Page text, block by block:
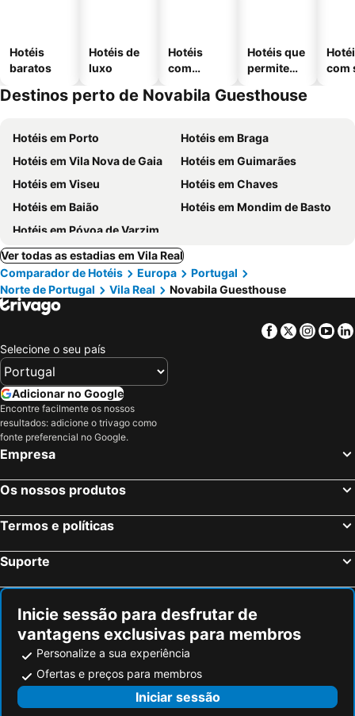
Hotéis
baratos
Hotéis de
luxo
Hotéis
com
Hotéis que
permitem
com
Destinos perto de Novabila Guesthouse
Hotéis em Porto
Hotéis em Braga
Hotéis em Vila Nova de Gaia
Hotéis em Guimarães
Hotéis em Viseu
Hotéis em Chaves
Hotéis em Baião
Hotéis em Mondim de Basto
Hotéis em Póvoa de Varzim
Ver todas as estadias em Vila Real
Comparador de Hotéis
Europa
Portugal
Norte de Portugal
Vila Real Novabila Guesthouse
Facebook
Twitter
Selecione o seu país
Adicionar no Google
Encontre facilmente os nossos
resultados: adicione o trivago como
fonte preferencial no Google.
Empresa
Os nossos produtos
Termos e políticas
Suporte
Inicie sessão para desfrutar de
vantagens exclusivas para membros
Personalize a sua experiência
Ofertas e preços para membros
Iniciar sessão